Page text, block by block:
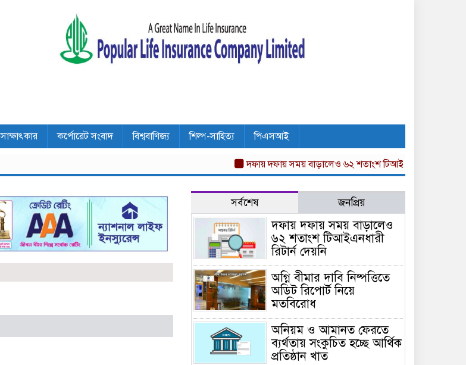
সাক্ষাৎকার কর্পোরেট সংবাদ বিশ্ববাণিজ্য শিল্প-সাহিত্য পিএসআই
দফায় দফায় সময় বাড়ালেও ৬২ শতাংশ টিআইএনধারী রিটার্ন দেয়নি
সর্বশেষ জনপ্রিয়
দফায় দফায় সময় বাড়ালেও
৬২ শতাংশ টিআইএনধারী
রিটার্ন দেয়নি
অগ্নি বীমার দাবি নিষ্পত্তিতে
অডিট রিপোর্ট নিয়ে
মতবিরোধ
অনিয়ম ও আমানত ফেরতে
ব্যর্থতায় সংকুচিত হচ্ছে আর্থিক
প্রতিষ্ঠান খাত